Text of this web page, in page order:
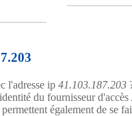
l'adresse ip 41.103.187.203
du fournisseur
également de se